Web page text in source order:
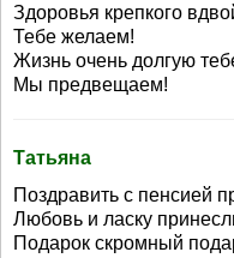
Здоровья крепкого
Тебе желаем!
Жизнь очень долгую
Мы предвещаем!
Татьяна
Поздравить с пенсией
Любовь и ласку
Подарок скромный